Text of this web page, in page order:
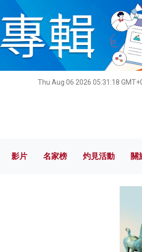
Thu Aug 06 2026 05:31:19
影片 名家榜 灼見活動
影片 名家榜 灼見活動 關